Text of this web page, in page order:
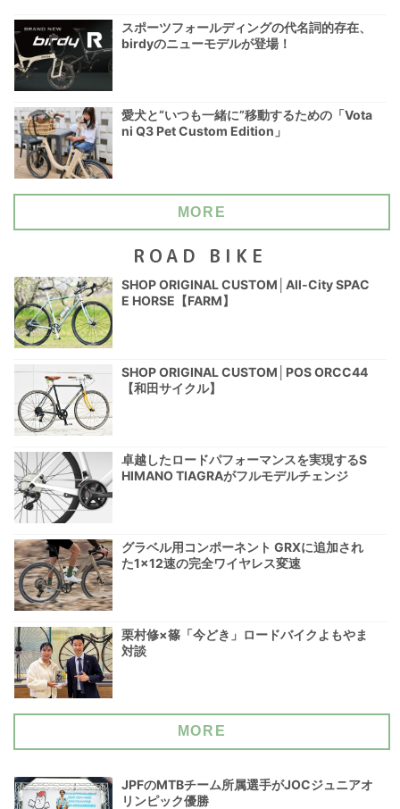
スポーツフォールディングの代名詞的存在、
birdyのニューモデルが登場！
愛犬と“いつも一緒に”移動するための「Vota
ni Q3 Pet Custom Edition」
MORE
ROAD BIKE
SHOP ORIGINAL CUSTOM│All-City SPAC
E HORSE【FARM】
SHOP ORIGINAL CUSTOM│POS ORCC44
【和田サイクル】
卓越したロードパフォーマンスを実現するS
HIMANO TIAGRAがフルモデルチェンジ
グラベル用コンポーネント GRXに追加され
た1×12速の完全ワイヤレス変速
栗村修×篠「今どき」ロードバイクよもやま
対談
MORE
JPFのMTBチーム所属選手がJOCジュニアオ
リンピック優勝